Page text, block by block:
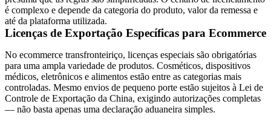
é complexo e depende da categoria do produto, valor da remessa e
até da plataforma utilizada.
Licenças de Exportação Específicas para Ecommerce
No ecommerce transfronteiriço, licenças especiais são obrigatórias
para uma ampla variedade de produtos. Cosméticos, dispositivos
médicos, eletrônicos e alimentos estão entre as categorias mais
controladas. Mesmo envios de pequeno porte estão sujeitos à Lei de
Controle de Exportação da China, exigindo autorizações completas
— não basta apenas uma declaração aduaneira simples.